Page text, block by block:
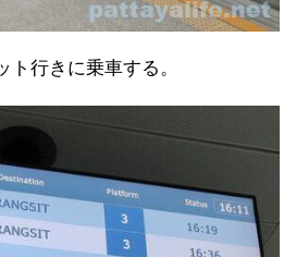
ト行きに乗車する。